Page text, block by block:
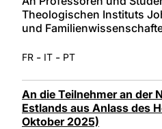
Theologischen Instituts
und
FR - IT - PT
An die Teilnehmer an der
Estlands aus Anlass des
Oktober 2025)